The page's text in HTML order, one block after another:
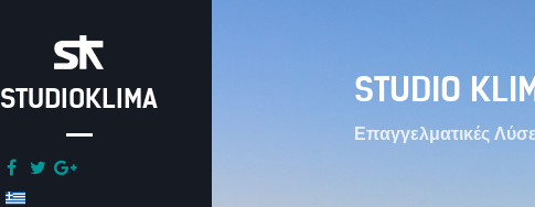
STUDIO
Επαγγελματικές
STUDIOKLIMA